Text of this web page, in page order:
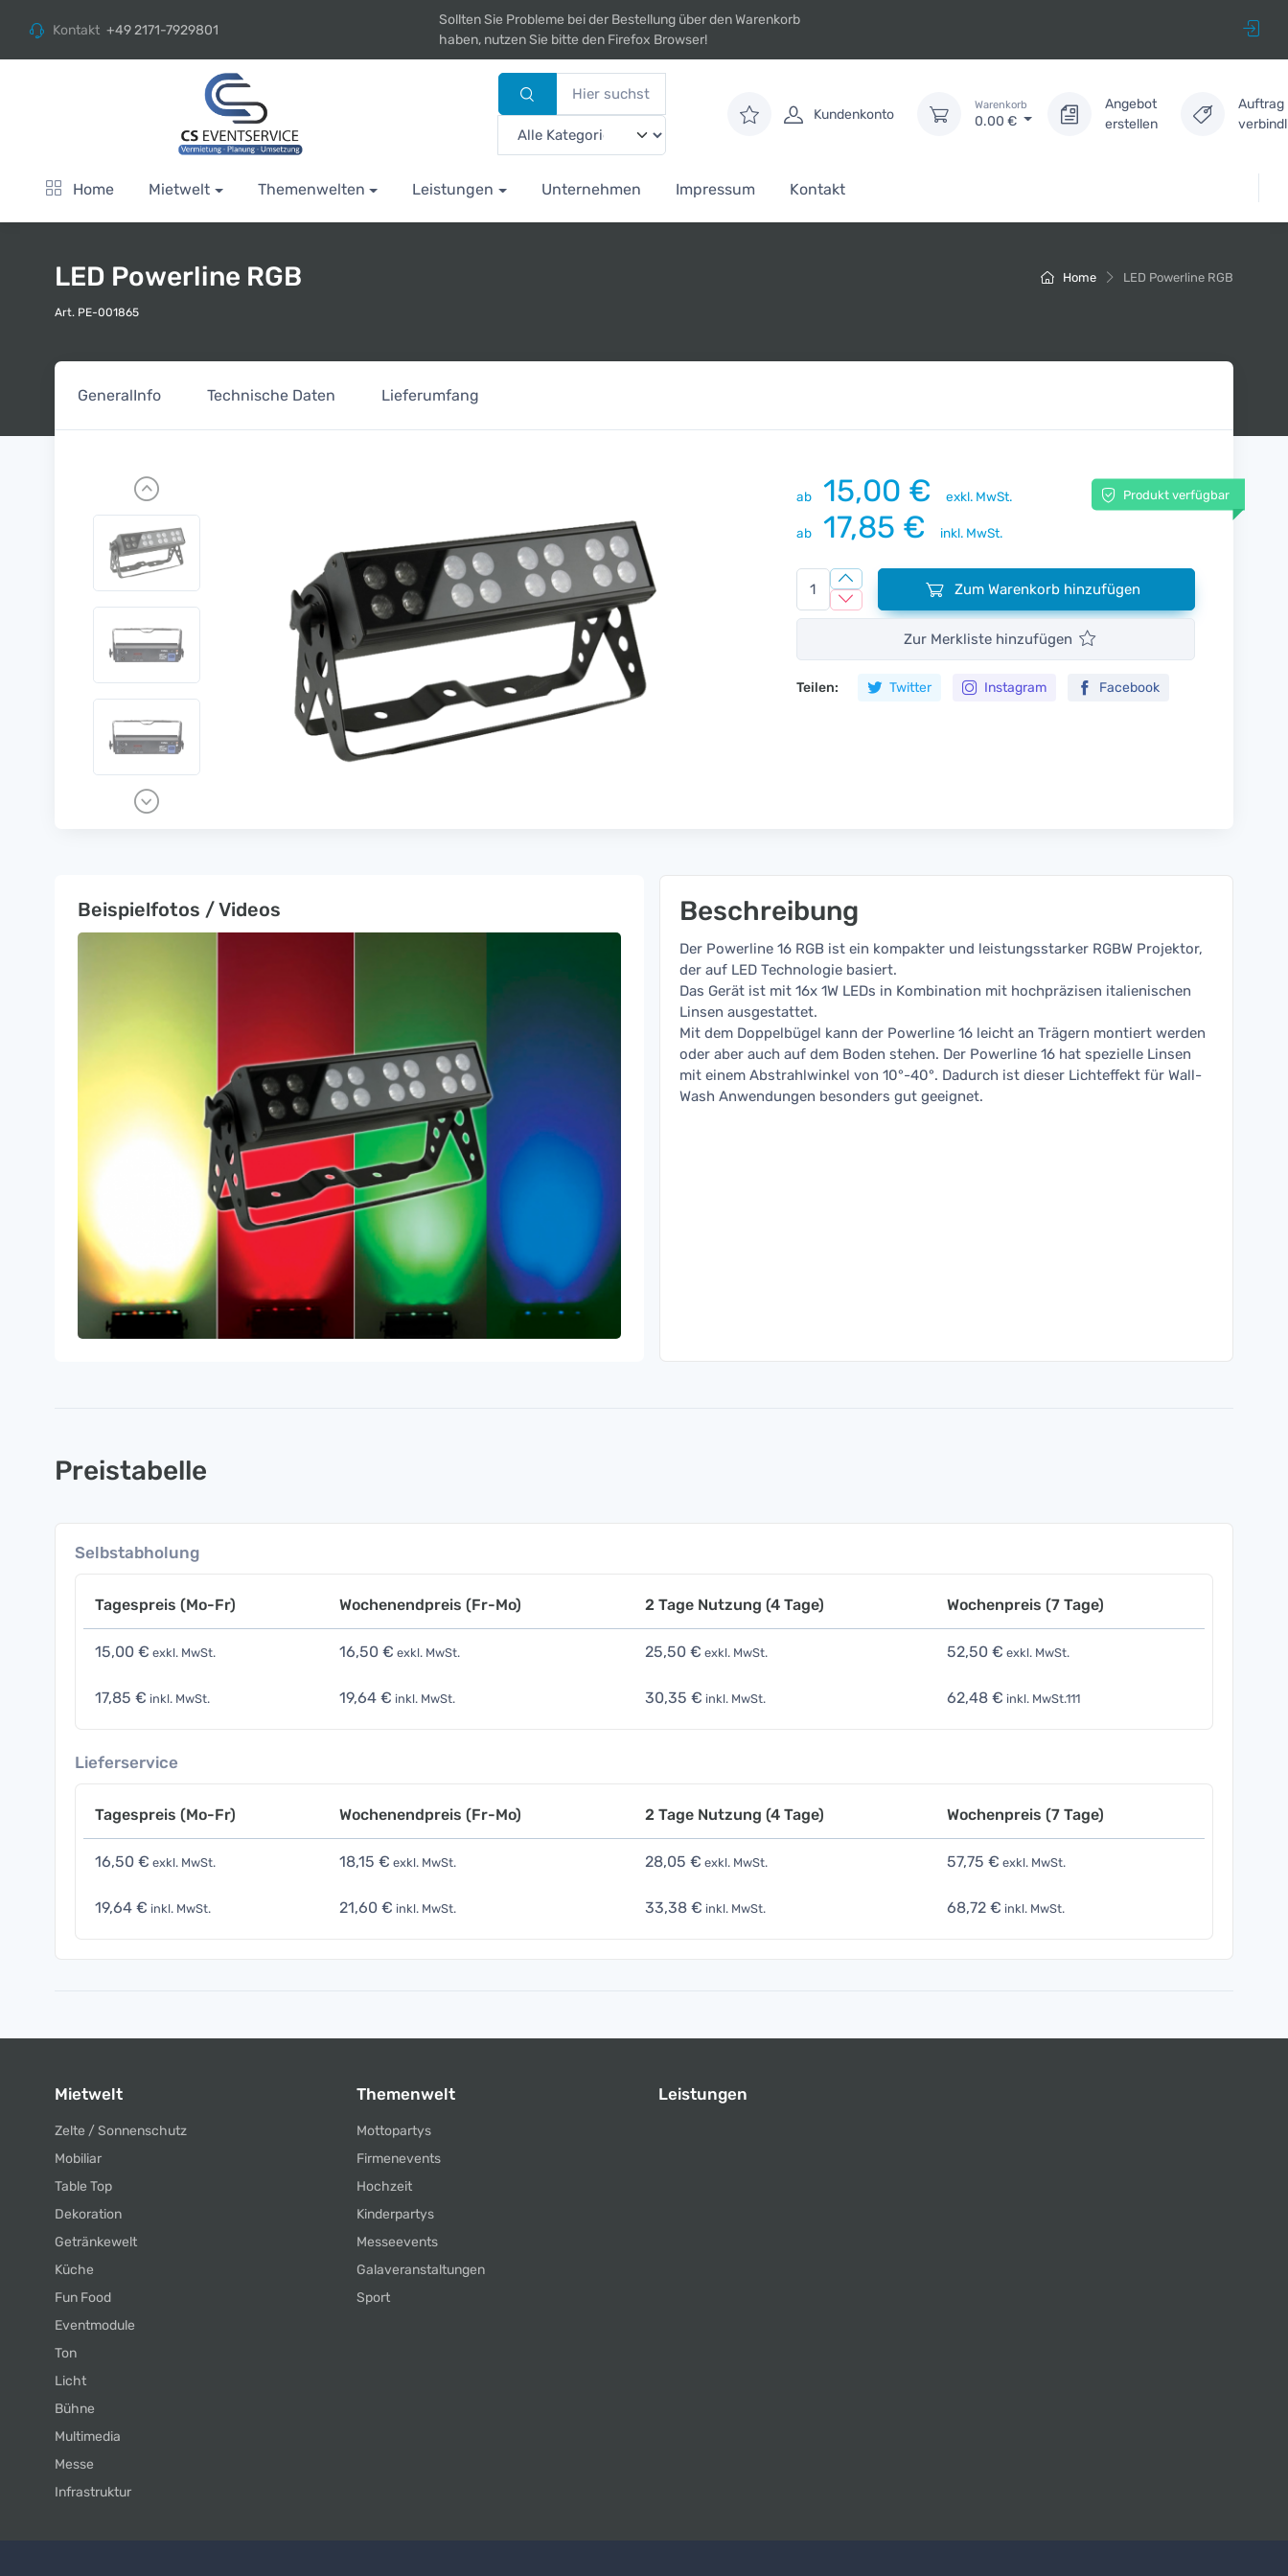
Kontakt +49 2171-7929801
Sollten Sie Probleme bei der Bestellung über den Warenkorb
haben, nutzen Sie bitte den Firefox Browser!
Kundenkonto
Warenkorb
0.00 €
Angebot
erstellen
Auftrag
Home Mietwelt Themenwelten Leistungen Unternehmen Impressum Kontakt
Home LED Powerline RGB
LED Powerline RGB
Art. PE-001865
GeneralInfo Technische Daten Lieferumfang
Previous
Next
ab 15,00 € exkl. MwSt.
ab 17,85 € inkl. MwSt.
Produkt verfügbar
Zum Warenkorb hinzufügen
Zur Merkliste hinzufügen
Teilen: Twitter Instagram Facebook
Beispielfotos / Videos Beschreibung
Der Powerline 16 RGB ist ein kompakter und leistungsstarker RGBW Projektor,
der auf LED Technologie basiert.
Das Gerät ist mit 16x 1W LEDs in Kombination mit hochpräzisen italienischen
Linsen ausgestattet.
Mit dem Doppelbügel kann der Powerline 16 leicht an Trägern montiert werden
oder aber auch auf dem Boden stehen. Der Powerline 16 hat spezielle Linsen
mit einem Abstrahlwinkel von 10°-40°. Dadurch ist dieser Lichteffekt für Wall-
Wash Anwendungen besonders gut geeignet.
Preistabelle
Selbstabholung
Tagespreis (Mo-Fr) Wochenendpreis (Fr-Mo) 2 Tage Nutzung (4 Tage) Wochenpreis (7 Tage)
15,00 € exkl. MwSt. 16,50 € exkl. MwSt. 25,50 € exkl. MwSt. 52,50 € exkl. MwSt.
17,85 € inkl. MwSt. 19,64 € inkl. MwSt. 30,35 € inkl. MwSt. 62,48 € inkl. MwSt.111
Lieferservice
Tagespreis (Mo-Fr) Wochenendpreis (Fr-Mo) 2 Tage Nutzung (4 Tage) Wochenpreis (7 Tage)
16,50 € exkl. MwSt. 18,15 € exkl. MwSt. 28,05 € exkl. MwSt. 57,75 € exkl. MwSt.
19,64 € inkl. MwSt. 21,60 € inkl. MwSt. 33,38 € inkl. MwSt. 68,72 € inkl. MwSt.
Mietwelt
Zelte / Sonnenschutz
Mobiliar
Table Top
Dekoration
Getränkewelt
Küche
Fun Food
Eventmodule
Ton
Licht
Bühne
Multimedia
Messe
Infrastruktur
Themenwelt
Mottopartys
Firmenevents
Hochzeit
Kinderpartys
Messeevents
Galaveranstaltungen
Sport
Leistungen